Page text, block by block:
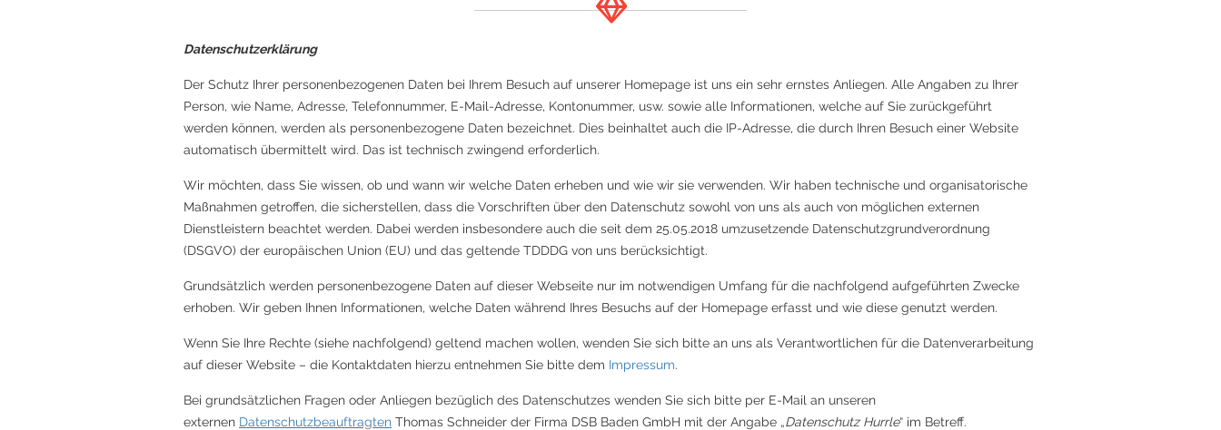
Datenschutzerklärung
Der Schutz Ihrer personenbezogenen Daten bei Ihrem Besuch auf unserer Homepage ist uns ein sehr ernstes Anliegen. Alle Angaben zu Ihrer
Person, wie Name, Adresse, Telefonnummer, E-Mail-Adresse, Kontonummer, usw. sowie alle Informationen, welche auf Sie zurückgeführt
werden können, werden als personenbezogene Daten bezeichnet. Dies beinhaltet auch die IP-Adresse, die durch Ihren Besuch einer Website
automatisch übermittelt wird. Das ist technisch zwingend erforderlich.
Wir möchten, dass Sie wissen, ob und wann wir welche Daten erheben und wie wir sie verwenden. Wir haben technische und organisatorische
Maßnahmen getroffen, die sicherstellen, dass die Vorschriften über den Datenschutz sowohl von uns als auch von möglichen externen
Dienstleistern beachtet werden. Dabei werden insbesondere auch die seit dem 25.05.2018 umzusetzende Datenschutzgrundverordnung
(DSGVO) der europäischen Union (EU) und das geltende TDDDG von uns berücksichtigt.
Grundsätzlich werden personenbezogene Daten auf dieser Webseite nur im notwendigen Umfang für die nachfolgend aufgeführten Zwecke
erhoben. Wir geben Ihnen Informationen, welche Daten während Ihres Besuchs auf der Homepage erfasst und wie diese genutzt werden.
Wenn Sie Ihre Rechte (siehe nachfolgend) geltend machen wollen, wenden Sie sich bitte an uns als Verantwortlichen für die Datenverarbeitung
auf dieser Website – die Kontaktdaten hierzu entnehmen Sie bitte dem Impressum.
Bei grundsätzlichen Fragen oder Anliegen bezüglich des Datenschutzes wenden Sie sich bitte per E-Mail an unseren
externen Datenschutzbeauftragten Thomas Schneider der Firma DSB Baden GmbH mit der Angabe „Datenschutz Hurrle“ im Betreff.